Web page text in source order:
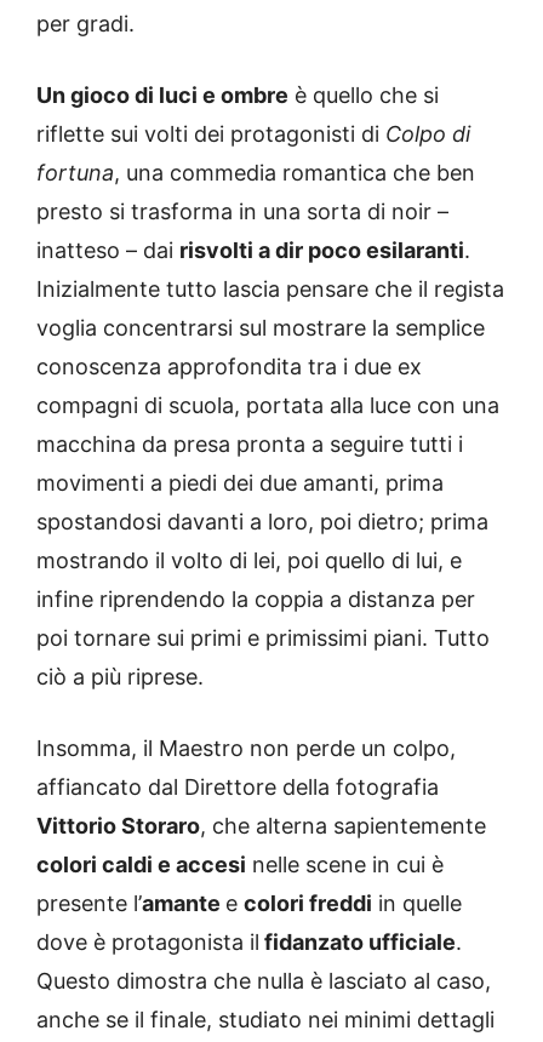
per gradi.
Un gioco di luci e ombre è quello che si
riflette sui volti dei protagonisti di Colpo di
fortuna, una commedia romantica che ben
presto si trasforma in una sorta di noir –
inatteso – dai risvolti a dir poco esilaranti.
Inizialmente tutto lascia pensare che il regista
voglia concentrarsi sul mostrare la semplice
conoscenza approfondita tra i due ex
compagni di scuola, portata alla luce con una
macchina da presa pronta a seguire tutti i
movimenti a piedi dei due amanti, prima
spostandosi davanti a loro, poi dietro; prima
mostrando il volto di lei, poi quello di lui, e
infine riprendendo la coppia a distanza per
poi tornare sui primi e primissimi piani. Tutto
ciò a più riprese.
Insomma, il Maestro non perde un colpo,
affiancato dal Direttore della fotografia
Vittorio Storaro, che alterna sapientemente
colori caldi e accesi nelle scene in cui è
presente l’amante e colori freddi in quelle
dove è protagonista il fidanzato ufficiale.
Questo dimostra che nulla è lasciato al caso,
anche se il finale, studiato nei minimi dettagli